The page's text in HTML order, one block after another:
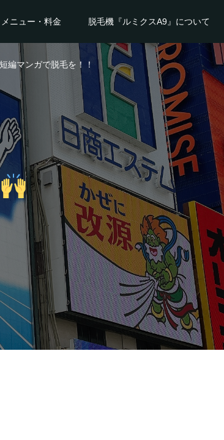
メニュー・料金 脱毛機『ルミクスA9』について
短編マンガで脱毛を！！